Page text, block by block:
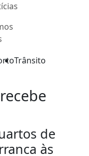
Trânsito
de
às